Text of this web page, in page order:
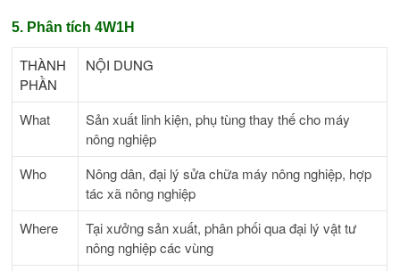
5. Phân tích 4W1H
THÀNH
PHẦN
NỘI DUNG
What
Sản xuất linh kiện, phụ tùng thay thế cho máy
nông nghiệp
Who
Nông dân, đại lý sửa chữa máy nông nghiệp, hợp
tác xã nông nghiệp
Where
Tại xưởng sản xuất, phân phối qua đại lý vật tư
nông nghiệp các vùng